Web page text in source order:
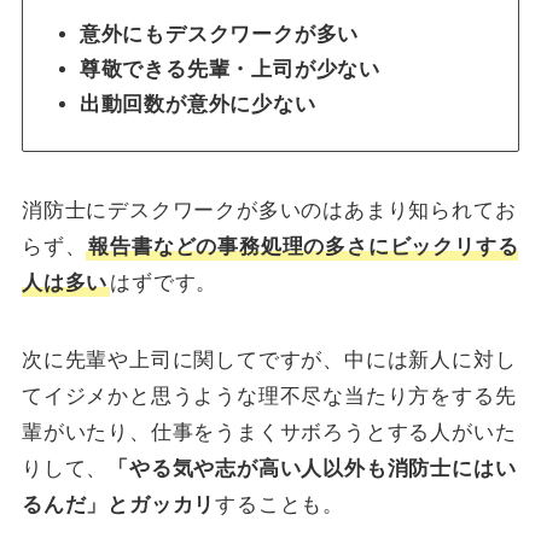
意外にもデスクワークが多い
尊敬できる先輩・上司が少ない
出動回数が意外に少ない
消防士にデスクワークが多いのはあまり知られてお
らず、報告書などの事務処理の多さにビックリする
人は多いはずです。
次に先輩や上司に関してですが、中には新人に対し
てイジメかと思うような理不尽な当たり方をする先
輩がいたり、仕事をうまくサボろうとする人がいた
りして、
「やる気や志が高い人以外も消防士にはい
るんだ」とガッカリすることも。